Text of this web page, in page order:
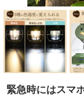
緊急時にはスマ